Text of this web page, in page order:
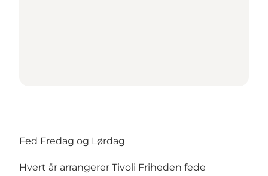
Fed Fredag og Lørdag
Hvert år arrangerer Tivoli Friheden fede